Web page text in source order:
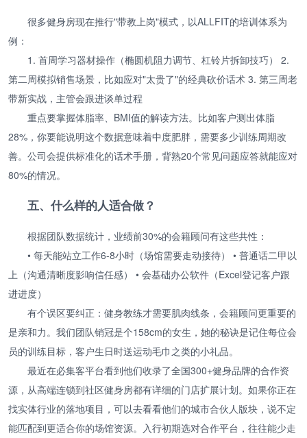
很多健身房现在推行"带教上岗"模式，以ALLFIT的培训体系为
例：
1. 首周学习器材操作（椭圆机阻力调节、杠铃片拆卸技巧） 2.
第二周模拟销售场景，比如应对"太贵了"的经典砍价话术 3. 第三周老
带新实战，主管会跟进谈单过程
重点要掌握体脂率、BMI值的解读方法。比如客户测出体脂
28%，你要能说明这个数据意味着中度肥胖，需要多少训练周期改
善。公司会提供标准化的话术手册，背熟20个常见问题应答就能应对
80%的情况。
五、什么样的人适合做？
根据团队数据统计，业绩前30%的会籍顾问有这些共性：
• 每天能站立工作6-8小时（场馆需要走动接待） • 普通话二甲以
上（沟通清晰度影响信任感） • 会基础办公软件（Excel登记客户跟
进进度）
有个误区要纠正：健身教练才需要肌肉线条，会籍顾问更重要的
是亲和力。我们团队销冠是个158cm的女生，她的秘诀是记住每位会
员的训练目标，客户生日时送运动毛巾之类的小礼品。
最近在必集客平台看到他们收录了全国300+健身品牌的合作资
源，从高端连锁到社区健身房都有详细的门店扩展计划。如果你正在
找实体行业的落地项目，可以去看看他们的城市合伙人版块，说不定
能匹配到更适合你的场馆资源。入行初期选对合作平台，往往能少走